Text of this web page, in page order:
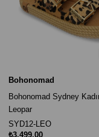
Bohonomad
Bohonomad Sydney
Leopar
SYD12-LEO
₺3.499,00